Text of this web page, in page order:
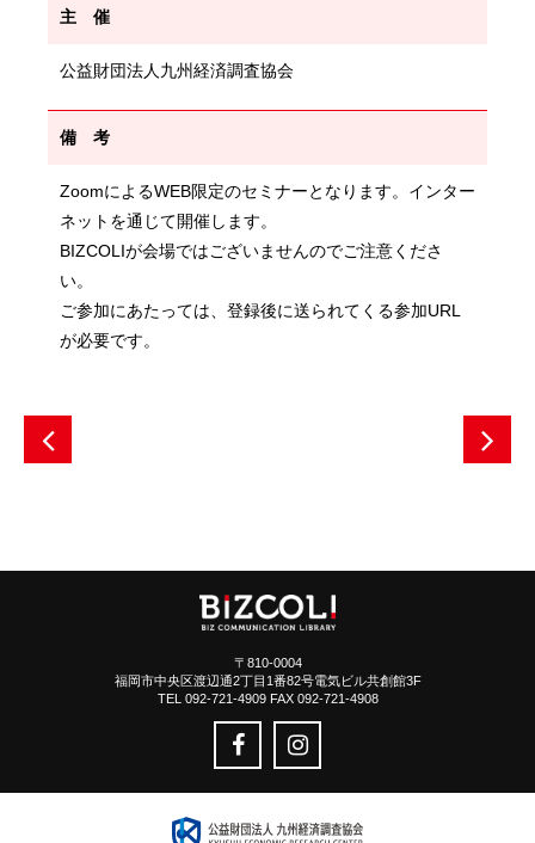
主 催
公益財団法人九州経済調査協会
備 考
ZoomによるWEB限定のセミナーとなります。インター
ネットを通じて開催します。
BIZCOLIが会場ではございませんのでご注意くださ
い。
ご参加にあたっては、登録後に送られてくる参加URL
が必要です。
〒810-0004
福岡市中央区渡辺通2丁目1番82号電気ビル共創館3F
TEL 092-721-4909 FAX 092-721-4908